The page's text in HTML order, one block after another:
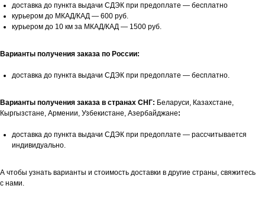
доставка до пункта выдачи СДЭК при предоплате — бесплатно
курьером до МКАД/КАД — 600 руб.
курьером до 10 км за МКАД/КАД — 1500 руб.
Варианты получения заказа по России:
доставка до пункта выдачи СДЭК при предоплате — бесплатно.
Варианты получения заказа в странах СНГ: Беларуси, Казахстане,
Кыргызстане, Армении, Узбекистане, Азербайджане:
доставка до пункта выдачи СДЭК при предоплате — рассчитывается
индивидуально.
А чтобы узнать варианты и стоимость доставки в другие страны, свяжитесь
с нами.